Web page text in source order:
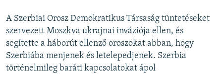
A Szerbiai Orosz Demokratikus Társaság tüntetéseket
szervezett Moszkva ukrajnai inváziója ellen, és
segítette a háborút ellenző oroszokat abban, hogy
Szerbiába menjenek és letelepedjenek. Szerbia
történelmileg baráti kapcsolatokat ápol